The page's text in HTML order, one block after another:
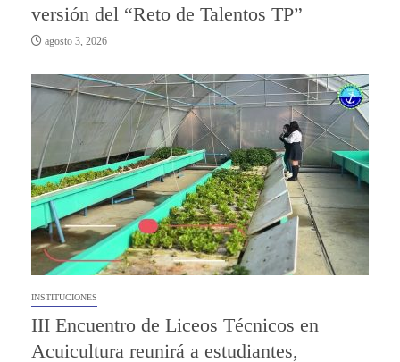
versión del “Reto de Talentos TP”
agosto 3, 2026
INSTITUCIONES
III Encuentro de Liceos Técnicos en
Acuicultura reunirá a estudiantes,